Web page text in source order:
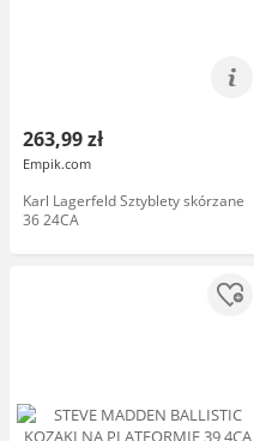
263,99 zł
Empik.com
Karl Lagerfeld Sztyblety skórzane
36 24CA